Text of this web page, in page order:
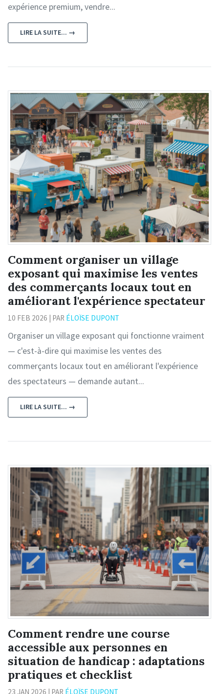
expérience premium, vendre...
LIRE LA SUITE... →
Comment organiser un village
exposant qui maximise les ventes
des commerçants locaux tout en
améliorant l'expérience spectateur
10 FEB 2026 | PAR ÉLOÏSE DUPONT
Organiser un village exposant qui fonctionne vraiment
— c'est-à-dire qui maximise les ventes des
commerçants locaux tout en améliorant l'expérience
des spectateurs — demande autant...
LIRE LA SUITE... →
Comment rendre une course
accessible aux personnes en
situation de handicap : adaptations
pratiques et checklist
23 JAN 2026 | PAR ÉLOÏSE DUPONT